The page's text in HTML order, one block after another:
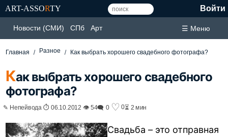
ART-ASSORTY Войти
Новости (СМИ) СПб Арт ☰ Меню
Главная Разное Как выбрать хорошего свадебного фотографа?
Как выбрать хорошего свадебного
фотографа?
✎ Непейвода ⏱ 06.10.2012 👁 54🗨 0 ♡ 0⏳ 2 мин
Свадьба – это отправная